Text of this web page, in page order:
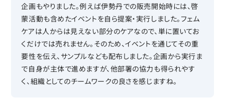
企画もやりました。例えば伊勢丹での販売開始時には、啓
蒙活動も含めたイベントを自ら提案・実行しました。フェム
ケアは人からは見えない部分のケアなので、単に置いてお
くだけでは売れません。そのため、イベントを通じてその重
要性を伝え、サンプルなども配布しました。企画から実行ま
で自身が主体で進めますが、他部署の協力も得られやす
く、組織としてのチームワークの良さを感じますね。